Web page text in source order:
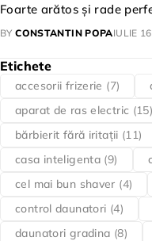
Foarte arătos și rade
BY CONSTANTIN POPAIULIE
Etichete
accesorii frizerie (7)
aparat de ras electric (15)
bărbierit fără iritații (11)
casa inteligenta (9)
cel mai bun shaver (4)
control daunatori (4)
daunatori gradina (8)